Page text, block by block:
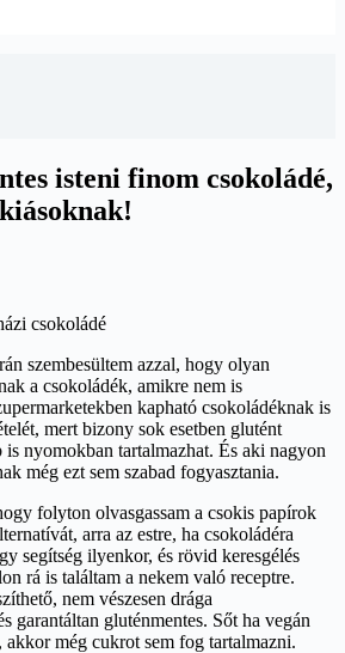
isteni finom csokoládé,
szembesültem azzal, hogy olyan
a csokoládék, amikre nem is
kapható csokoládéknak is
mert bizony sok esetben glutént
nyomokban tartalmazhat. És aki nagyon
még ezt sem szabad fogyasztania.
folyton olvasgassam a csokis papírok
arra az estre, ha csokoládéra
segítség ilyenkor, és rövid keresgélés
rá is találtam a nekem való receptre.
nem vészesen drága
garantáltan gluténmentes. Sőt ha vegán
akkor még cukrot sem fog tartalmazni.